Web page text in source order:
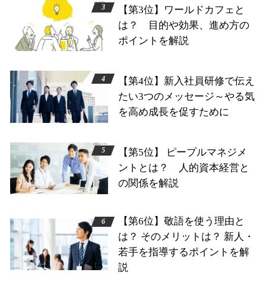
【第3位】ワールドカフェと
は？ 目的や効果、進め方の
ポイントを解説
【第4位】新入社員研修で伝え
たい3つのメッセージ～やる気
を高め成長を促すために
【第5位】 ピープルマネジメ
ントとは？ 人的資本経営と
の関係を解説
【第6位】敬語を使う理由と
は？ そのメリットは？ 新人・
若手を指導するポイントを解
説